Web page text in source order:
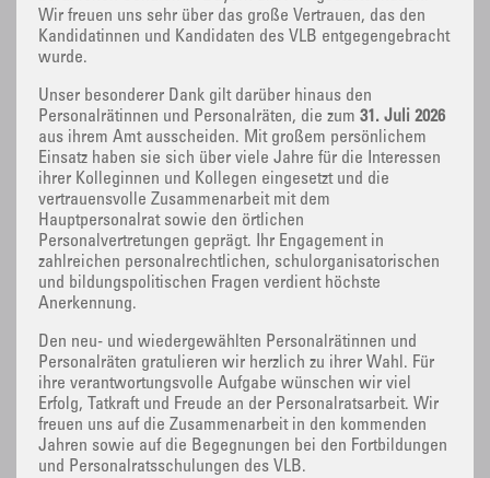
Wir freuen uns sehr über das große Vertrauen, das den
Kandidatinnen und Kandidaten des VLB entgegengebracht
wurde.
Unser besonderer Dank gilt darüber hinaus den
Personalrätinnen und Personalräten, die zum 31. Juli 2026
aus ihrem Amt ausscheiden. Mit großem persönlichem
Einsatz haben sie sich über viele Jahre für die Interessen
ihrer Kolleginnen und Kollegen eingesetzt und die
vertrauensvolle Zusammenarbeit mit dem
Hauptpersonalrat sowie den örtlichen
Personalvertretungen geprägt. Ihr Engagement in
zahlreichen personalrechtlichen, schulorganisatorischen
und bildungspolitischen Fragen verdient höchste
Anerkennung.
Den neu- und wiedergewählten Personalrätinnen und
Personalräten gratulieren wir herzlich zu ihrer Wahl. Für
ihre verantwortungsvolle Aufgabe wünschen wir viel
Erfolg, Tatkraft und Freude an der Personalratsarbeit. Wir
freuen uns auf die Zusammenarbeit in den kommenden
Jahren sowie auf die Begegnungen bei den Fortbildungen
und Personalratsschulungen des VLB.